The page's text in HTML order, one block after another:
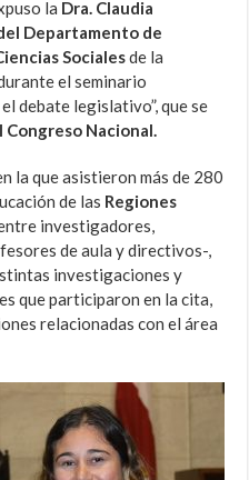
la Dra. Claudia
Departamento de
Socialesde la
el seminario
debate legislativo”, que se
Congreso Nacional.
la que asistieron más de 280
de las Regiones
investigadores,
de aula y directivos-,
investigaciones y
que participaron en la cita,
relacionadas con el área